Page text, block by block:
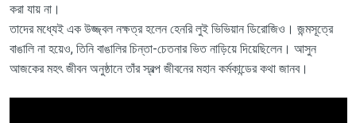
করা যায় না।
তাদের মধ্যেই এক উজ্জ্বল নক্ষত্র হলেন হেনরি লুই ভিভিয়ান ডিরোজিও। জন্মসূত্রে
বাঙালি না হয়েও, তিনি বাঙালির চিন্তা-চেতনার ভিত নাড়িয়ে দিয়েছিলেন। আসুন
আজকের মহৎ জীবন অনুষ্ঠানে তাঁর স্বল্প জীবনের মহান কর্মকান্ডের কথা জানব।